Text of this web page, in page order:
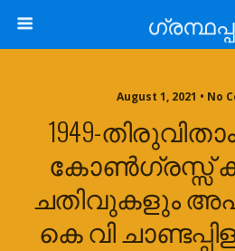
August 1, 2021 • No
1949-
കോണ്‍ഗ്രസ്സ്
ചതിവുകളും
കെ വി